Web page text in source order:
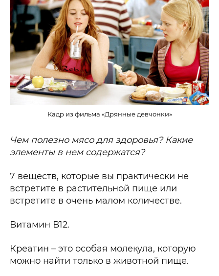
Кадр из фильма «Дрянные девчонки»
Чем полезно мясо для здоровья? Какие
элементы в нем содержатся?
7 веществ, которые вы практически не
встретите в растительной пище или
встретите в очень малом количестве.
Витамин В12.
Креатин – это особая молекула, которую
можно найти только в животной пище.